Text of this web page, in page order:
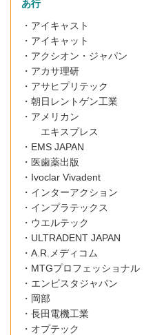
あ行
・アイキャスト
・ アイキャット
・アクシオン・ジャパン
・アカサ理研
・アサヒプリテック
・朝日レントゲン工業
・アメリカン
エキスプレス
・EMS JAPAN
・医歯薬出版
・Ivoclar Vivadent
・インターアクション
・インプラテックス
・ウエルテック
・ ULTRADENT JAPAN
・ A.R.メディコム
・MTGプロフェッショナル
・エンビスタジャパン
・岡部
・長田電機工業
・オプテック